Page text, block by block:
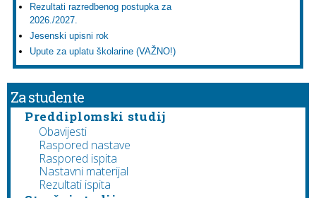
Rezultati razredbenog postupka za
2026./2027.
Jesenski upisni rok
Upute za uplatu školarine (VAŽNO!)
Za studente
Preddiplomski studij
Obavijesti
Raspored nastave
Raspored ispita
Nastavni materijal
Rezultati ispita